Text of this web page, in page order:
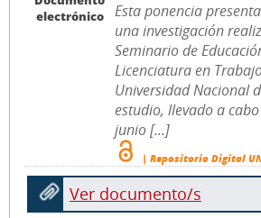
electrónico
Esta ponencia
una investigación
Seminario de
Licenciatura en
Universidad Nacional
estudio, llevado a
junio [...]
| Repositorio Digital
Ver documento/s